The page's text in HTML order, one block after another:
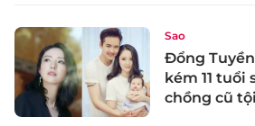
Sao
Đổng
kém 11 tuổi
chồng cũ